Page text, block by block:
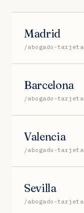
Madrid
/abogado-
Barcelona
/abogado-
Valencia
/abogado-
Sevilla
/abogado-